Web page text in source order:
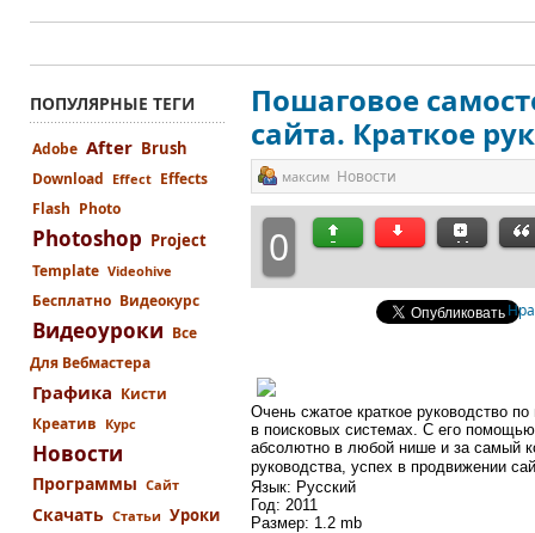
Пошаговое
сайта. Краткое
максим Новости
0
Очень сжатое краткое руководство
в поисковых системах. С его
абсолютно в любой нише и за самый
руководства, успех в продвижении
Язык: Русский
Год: 2011
Размер: 1.2 mb
ПОПУЛЯРНЫЕ ТЕГИ
Adobe After Brush
Download Effect Effects
Flash Photo
Photoshop Project
Template Videohive
Бесплатно Видеокурс
Видеоуроки Все
Для Вебмастера
Графика Кисти
Креатив Курс
Новости
Программы Сайт
Скачать Статьи Уроки